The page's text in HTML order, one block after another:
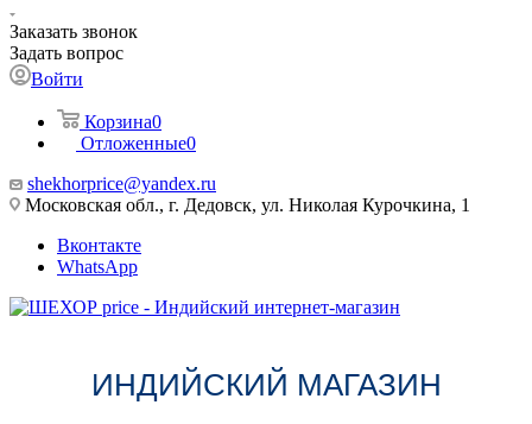
Заказать звонок
Задать вопрос
Войти
Корзина0
Отложенные0
shekhorprice@yandex.ru
Московская обл., г. Дедовск, ул. Николая Курочкина, 1
Вконтакте
WhatsApp
ИНДИЙСКИЙ МАГАЗИН